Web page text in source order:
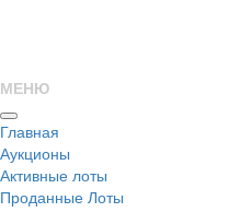
МЕНЮ
Главная
Аукционы
Активные лоты
Проданные Лоты